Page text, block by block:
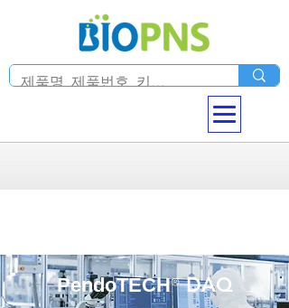
PendoTECH®DAQ